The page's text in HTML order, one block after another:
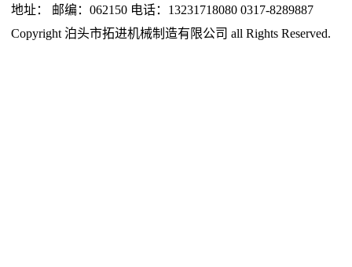
地址： 邮编：062150 电话：13231718080 0317-8289887
Copyright 泊头市拓进机械制造有限公司 all Rights Reserved.